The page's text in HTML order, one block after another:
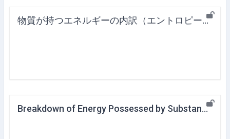
物質が持つエネルギーの内訳（エントロピー増大の法則）
Breakdown of Energy Possessed by Substance (Entropy and Thermodynamic Functions)